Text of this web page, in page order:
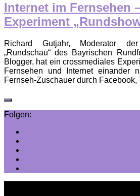
Internet im Fernsehen
Experiment
Richard Gutjahr, Moderator der
„Rundschau“ des Bayrischen
Blogger, hat ein crossmediales
Fernsehen und Internet einander
Fernseh-Zuschauer durch Facebook,
Folgen: